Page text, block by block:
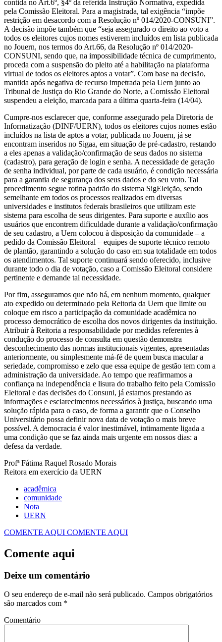
contida no Art.6º, §4º da referida Instrução Normativa, expedida
pela Comissão Eleitoral. Para a magistrada, tal exigência “impõe
restrição em desacordo com a Resolução nº 014/2020-CONSUNI”.
A decisão impõe também que “seja assegurado o direito ao voto a
todos os eleitores cujos nomes estiverem incluídos em lista publicada
no Jouern, nos termos do Art.66, da Resolução nº 014/2020-
CONSUNI, sendo que, na impossibilidade técnica de cumprimento,
proceda com a suspensão do pleito até a habilitação na plataforma
virtual de todos os eleitores aptos a votar”. Com base na decisão,
mantida após negativa de recurso impetrada pela Uern junto ao
Tribunal de Justiça do Rio Grande do Norte, a Comissão Eleitoral
suspendeu a eleição, marcada para a última quarta-feira (14/04).
Cumpre-nos esclarecer que, conforme assegurado pela Diretoria de
Informatização (DINF/UERN), todos os eleitores cujos nomes estão
incluídos na lista de aptos a votar, publicada no Jouern, já se
encontram inseridos no Sigaa, em situação de pré-cadastro, restando
a eles apenas a validação/confirmação de seus dados no sistema
(cadastro), para geração de login e senha. A necessidade de geração
de senha individual, por parte de cada usuário, é condição necessária
para a garantia de segurança dos seus dados e do seu voto. Tal
procedimento segue rotina padrão do sistema SigEleição, sendo
semelhante em todos os processos realizados em diversas
universidades e institutos federais brasileiros que utilizam este
sistema para escolha de seus dirigentes. Para suporte e auxílio aos
usuários que encontrem dificuldade durante a validação/confirmação
de seu cadastro, a Uern colocou à disposição da comunidade – a
pedido da Comissão Eleitoral – equipes de suporte técnico remoto
de plantão, garantindo a solução do caso em sua totalidade em todos
os atendimentos. Tal suporte continuará sendo oferecido, inclusive
durante todo o dia de votação, caso a Comissão Eleitoral considere
pertinente e demande tal necessidade.
Por fim, asseguramos que não há, em nenhum momento, qualquer
ato expedido ou determinado pela Reitoria da Uern que limite ou
coloque em risco a participação da comunidade acadêmica no
processo democrático de escolha dos novos dirigentes da instituição.
Atribuir à Reitoria a responsabilidade por medidas referentes à
condução do processo de consulta em questão demonstra
desconhecimento das normas institucionais vigentes, apresentadas
anteriormente, ou simplesmente má-fé de quem busca macular a
seriedade, compromisso e zelo que essa equipe de gestão tem com a
administração da universidade. Ao tempo que reafirmamos a
confiança na independência e lisura do trabalho feito pela Comissão
Eleitoral e das decisões do Consuni, já estamos prestando as
informações e esclarecimentos necessários à justiça, buscando uma
solução rápida para o caso, de forma a garantir que o Conselho
Universitário possa definir nova data de votação o mais breve
possível. A democracia é valor inestimável, intimamente ligada a
uma condição que se faz ainda mais urgente em nossos dias: a
defesa da verdade.
Profª Fátima Raquel Rosado Morais
Reitora em exercício da UERN
acadêmica
comunidade
Nota
UERN
COMENTE AQUI COMENTE AQUI
Comente aqui
Deixe um comentário
O seu endereço de e-mail não será publicado. Campos obrigatórios
são marcados com *
Comentário